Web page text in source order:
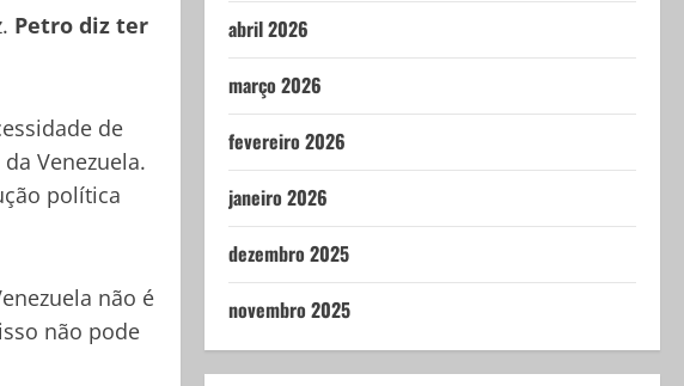
Petro diz ter
de
Venezuela.
política
não é
não pode
abril 2026
março 2026
fevereiro 2026
janeiro 2026
dezembro 2025
novembro 2025